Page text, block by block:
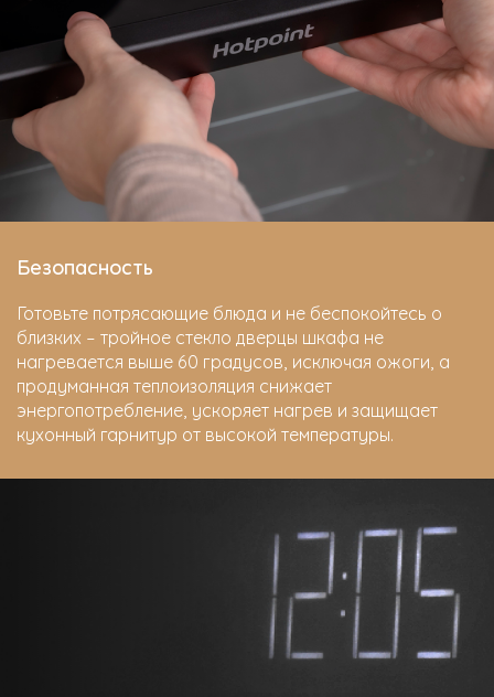
Безопасность
Готовьте потрясающие блюда и не беспокойтесь о
близких – тройное стекло дверцы шкафа не
нагревается выше 60 градусов, исключая ожоги, а
продуманная теплоизоляция снижает
энергопотребление, ускоряет нагрев и защищает
кухонный гарнитур от высокой температуры.